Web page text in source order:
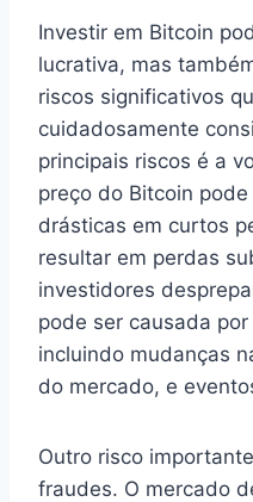
Investir em Bitcoin
lucrativa, mas
riscos significativos
cuidadosamente
principais riscos é a
preço do Bitcoin
drásticas em curtos
resultar em perdas
investidores
pode ser causada
incluindo mudanças
do mercado, e
Outro risco
fraudes. O mercado